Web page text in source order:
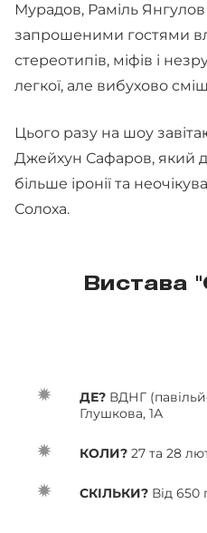
Мурадов, Раміль
запрошеними гостями
стереотипів, міфів і
легкої, але вибухово
Цього разу на шоу
Джейхун Сафаров, який
більше іронії та
Солоха.
Вистава
ДЕ? ВДНГ
Глушкова, 1А
КОЛИ? 27 та 28
СКІЛЬКИ? Від 650